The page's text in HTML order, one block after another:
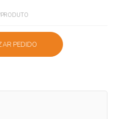
PEDIDO